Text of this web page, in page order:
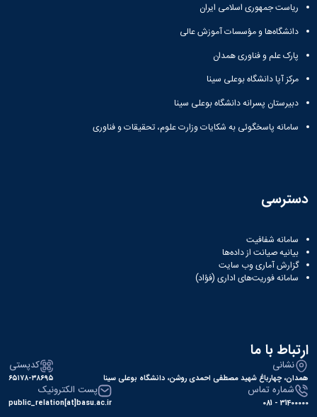
ریاست جمهوری اسلامی ایران
دانشگاه‌ها و مؤسسات آموزش عالی
پارک علم و فناوری همدان
مرکز آپا دانشگاه بوعلی سینا
دبیرستان پسرانه دانشگاه بوعلی سینا
سامانه پاسخگوئی به شکایات وزارت علوم، تحقیقات و فناوری
دسترسی
سامانه شفافیت
بیانیه صیانت از داده‌ها
گزارش آماری وب‌ سایت
سامانه فوریت‌های اداری (فؤاد)
ارتباط با ما
نشانی
همدان، چهارباغ شهید مصطفی احمدی روشن، دانشگاه بوعلی سینا
کدپستی
۶۵۱۷۸-۳۸۶۹۵
شماره تماس
31400000 - 081
پست الکترونیک
public_relation[at]basu.ac.ir